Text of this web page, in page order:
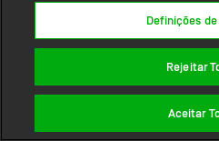
Definições
Rejeitar
Aceitar